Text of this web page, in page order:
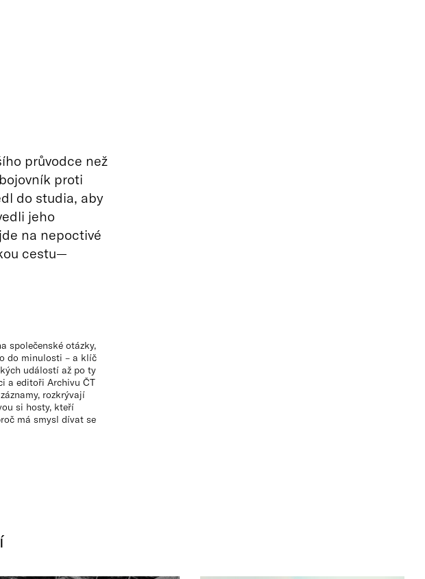
průvodce než
proti
do studia, aby
jeho
na nepoctivé
cestu—
společenské otázky,
do minulosti – a klíč
událostí až po ty
a editoři Archivu ČT
rozkrývají
si hosty, kteří
má smysl dívat se